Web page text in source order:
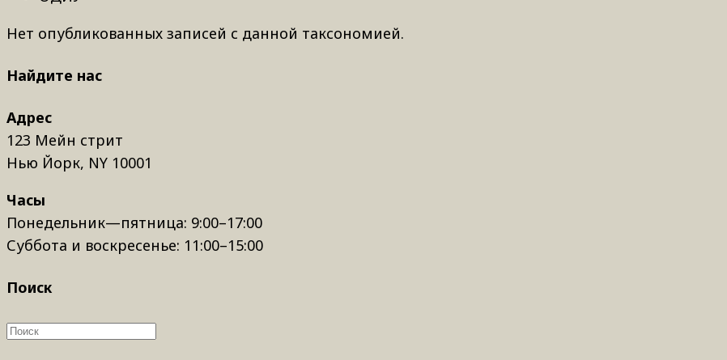
Нет опубликованных записей с данной таксономией.
Найдите нас
Адрес
123 Мейн стрит
Нью Йорк, NY 10001
Часы
Понедельник—пятница: 9:00–17:00
Суббота и воскресенье: 11:00–15:00
Поиск